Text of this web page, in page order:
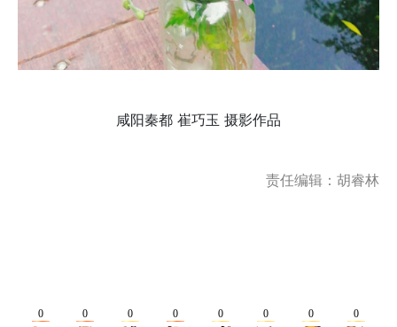
咸阳秦都 崔巧玉 摄影作品
责任编辑：胡睿林